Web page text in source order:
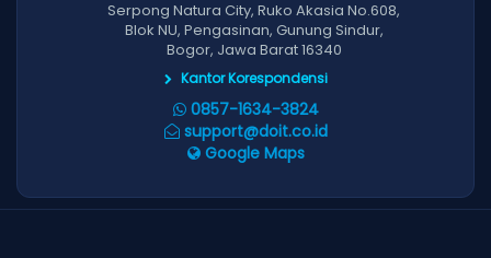
Serpong Natura City, Ruko Akasia No.608,
Blok NU, Pengasinan, Gunung Sindur,
Bogor, Jawa Barat 16340
Kantor Korespondensi
0857-1634-3824
support@doit.co.id
Google Maps